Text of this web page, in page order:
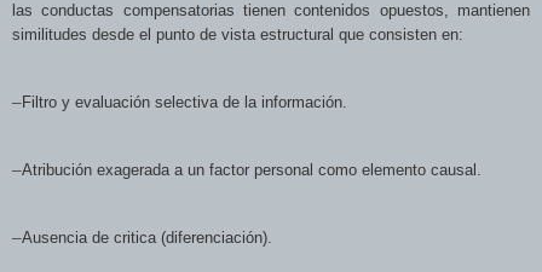
las conductas compensatorias tienen contenidos opuestos, mantienen
similitudes desde el punto de vista estructural que consisten en:
–Filtro y evaluación selectiva de la información.
–Atribución exagerada a un factor personal como elemento causal.
–Ausencia de critica (diferenciación).